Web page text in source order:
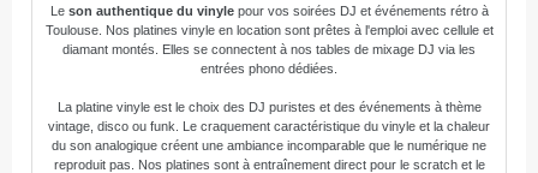
Le son authentique du vinylepour vos soirées DJ et événements rétro à
Toulouse. Nos platines vinyle en location sont prêtes à l'emploi avec cellule et
diamant montés. Elles se connectent à nos tables de mixage DJ via les
entrées phono dédiées.
La platine vinyle est le choix des DJ puristes et des événements à thème
vintage, disco ou funk. Le craquement caractéristique du vinyle et la chaleur
du son analogique créent une ambiance incomparable que le numérique ne
reproduit pas. Nos platines sont à entraînement direct pour le scratch et le